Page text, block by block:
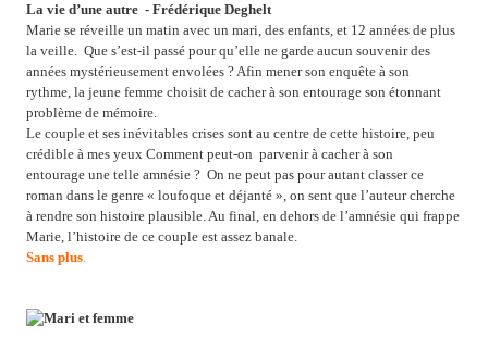
La vie d’une autre - Frédérique Deghelt
Marie se réveille un matin avec un mari, des enfants, et 12 années de plus
la veille. Que s’est-il passé pour qu’elle ne garde aucun souvenir des
années mystérieusement envolées ? Afin mener son enquête à son
rythme, la jeune femme choisit de cacher à son entourage son étonnant
problème de mémoire.
Le couple et ses inévitables crises sont au centre de cette histoire, peu
crédible à mes yeux Comment peut-on parvenir à cacher à son
entourage une telle amnésie ? On ne peut pas pour autant classer ce
roman dans le genre « loufoque et déjanté », on sent que l’auteur cherche
à rendre son histoire plausible. Au final, en dehors de l’amnésie qui frappe
Marie, l’histoire de ce couple est assez banale.
Sans plus.